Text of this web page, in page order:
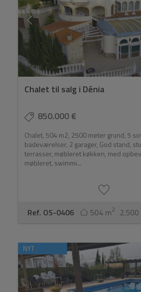
Chalet til salg i Dénia
850.000 €
Chalet, 504 m2, 2500 meter grund, 5
badeværelser, 2 garager, God stand,
terrasser, møbleret køkken, med
møbleret, swimmi...
Ref. OS-0406 504 m2 2.500
NYT